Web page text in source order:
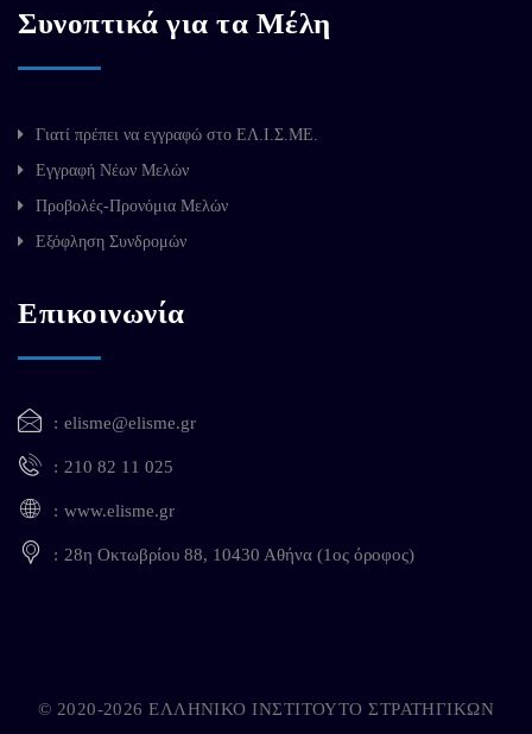
Συνοπτικά για τα Μέλη
Γιατί πρέπει να εγγραφώ στο ΕΛ.Ι.Σ.ΜΕ.
Εγγραφή Νέων Μελών
Προβολές-Προνόμια Μελών
Εξόφληση Συνδρομών
Επικοινωνία
elisme@elisme.gr
210 82 11 025
www.elisme.gr
28η Οκτωβρίου 88, 10430 Αθήνα (1ος όροφος)
© 2020-2026 ΕΛΛΗΝΙΚΟ ΙΝΣΤΙΤΟΥΤΟ ΣΤΡΑΤΗΓΙΚΩΝ